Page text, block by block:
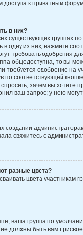
доступа к приватным
в них?
существующих группах
в одну из них, нажмите
требовать одобрения
общедоступна, то вы
требуется одобрение на
по соответствующей
зачем вы хотите
ваш запрос; у него
создании
свяжитесь с
разные цвета?
цвета участникам
ваша группа по
должны быть вам